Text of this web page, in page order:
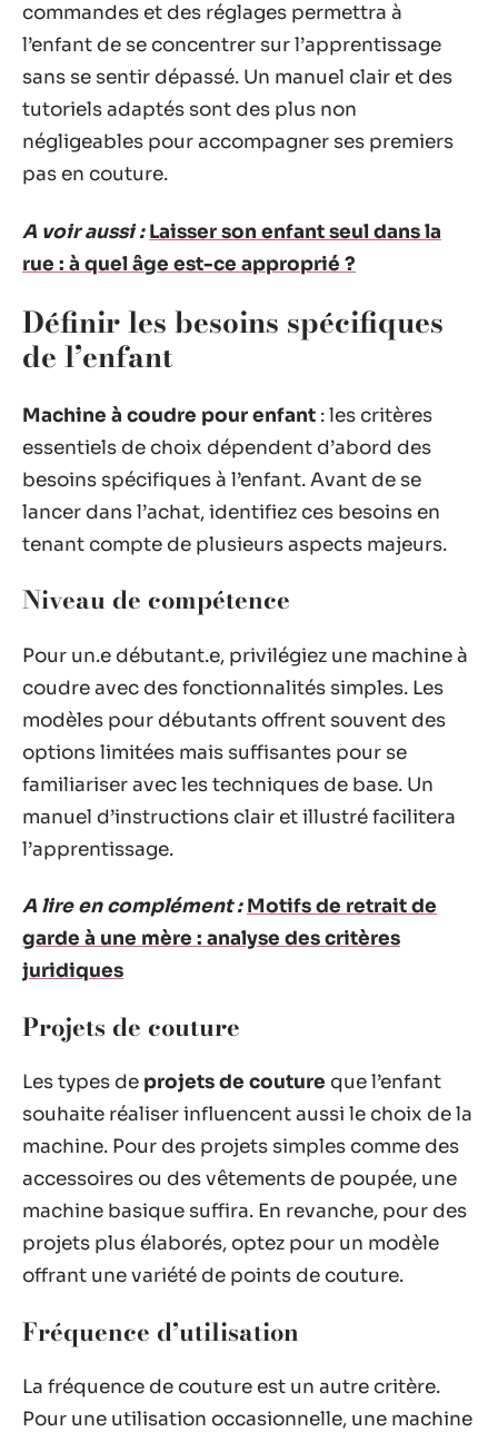
commandes et des réglages permettra à
l’enfant de se concentrer sur l’apprentissage
sans se sentir dépassé. Un manuel clair et des
tutoriels adaptés sont des plus non
négligeables pour accompagner ses premiers
pas en couture.
A voir aussi : Laisser son enfant seul dans la
rue : à quel âge est-ce approprié ?
Définir les besoins spécifiques
de l’enfant
Machine à coudre pour enfant : les critères
essentiels de choix dépendent d’abord des
besoins spécifiques à l’enfant. Avant de se
lancer dans l’achat, identifiez ces besoins en
tenant compte de plusieurs aspects majeurs.
Niveau de compétence
Pour un.e débutant.e, privilégiez une machine à
coudre avec des fonctionnalités simples. Les
modèles pour débutants offrent souvent des
options limitées mais suffisantes pour se
familiariser avec les techniques de base. Un
manuel d’instructions clair et illustré facilitera
l’apprentissage.
A lire en complément : Motifs de retrait de
garde à une mère : analyse des critères
juridiques
Projets de couture
Les types de projets de couture que l’enfant
souhaite réaliser influencent aussi le choix de la
machine. Pour des projets simples comme des
accessoires ou des vêtements de poupée, une
machine basique suffira. En revanche, pour des
projets plus élaborés, optez pour un modèle
offrant une variété de points de couture.
Fréquence d’utilisation
La fréquence de couture est un autre critère.
Pour une utilisation occasionnelle, une machine